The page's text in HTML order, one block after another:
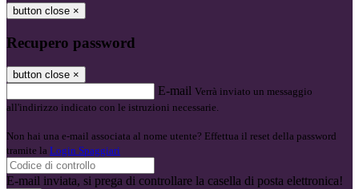
button close ×
Recupero password
button close ×
E-mail Verrà inviato un messaggio
all'indirizzo indicato con le istruzioni necessarie.
Non hai una e-mail associata al nome utente? Effettua il reset della password
tramite la Login Spaggiari
E-mail inviata, si prega di controllare la casella di posta elettronica!